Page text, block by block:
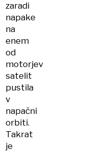
zaradi
napake
na
enem
od
motorjev
satelit
pustila
v
napačni
orbiti.
Takrat
je